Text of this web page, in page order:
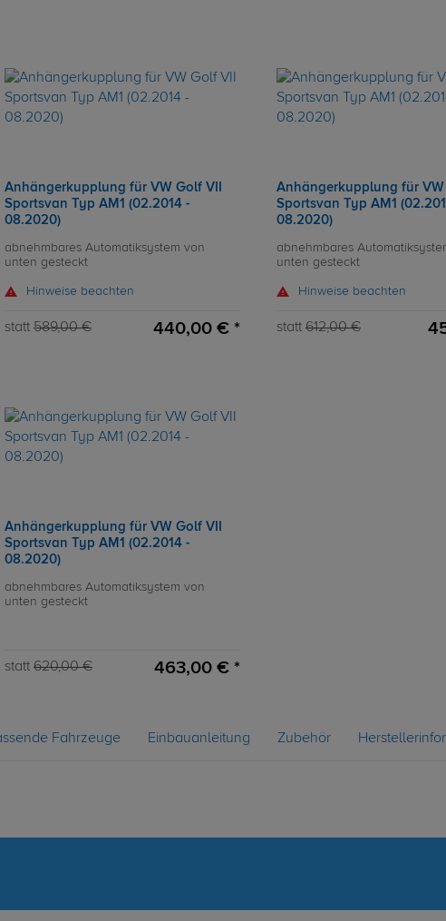
Anhängerkupplung für VW Golf VII
Sportsvan Typ AM1 (02.2014 -
08.2020)
abnehmbares Automatiksystem von
unten gesteckt
Hinweise beachten
statt 589,00 € 440,00 € *
Anhängerkupplung für VW
Sportsvan Typ AM1
08.2020)
abnehmbares
unten gesteckt
Hinweise beachten
statt 612,00 €
Anhängerkupplung für VW Golf VII
Sportsvan Typ AM1 (02.2014 -
08.2020)
abnehmbares Automatiksystem von
unten gesteckt
statt 620,00 € 463,00 € *
Fahrzeuge Einbauanleitung Zubehör